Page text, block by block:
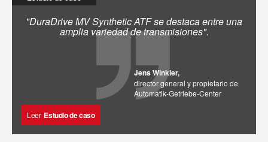
"DuraDrive MV Synthetic ATF se destaca entre una
amplia variedad de transmisiones".
Jens Winkler,
director general y propietario de
Automatik-Getriebe-Center
Leer Estudio de caso